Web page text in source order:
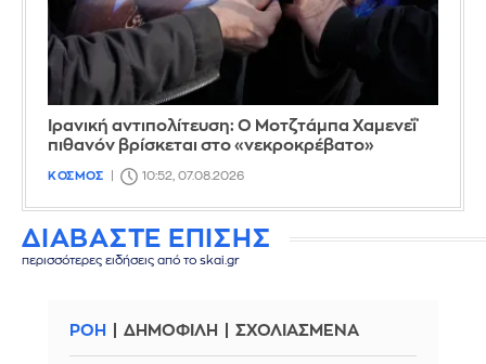
Ιρανική αντιπολίτευση: Ο Μοτζτάμπα Χαμενεΐ
πιθανόν βρίσκεται στο «νεκροκρέβατο»
ΚΟΣΜΟΣ 10:52, 07.08.2026
ΔΙΑΒΑΣΤΕ ΕΠΙΣΗΣ
περισσότερες ειδήσεις από το skai.gr
ΡΟΗ ΔΗΜΟΦΙΛΗ ΣΧΟΛΙΑΣΜΕΝΑ